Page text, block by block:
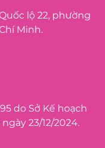
lộ 22, phường
Minh.
do Sở Kế hoạch
23/12/2024.